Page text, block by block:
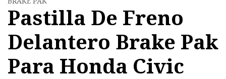
Pastilla De Freno
Delantero Brake Pak
Para Honda Civic